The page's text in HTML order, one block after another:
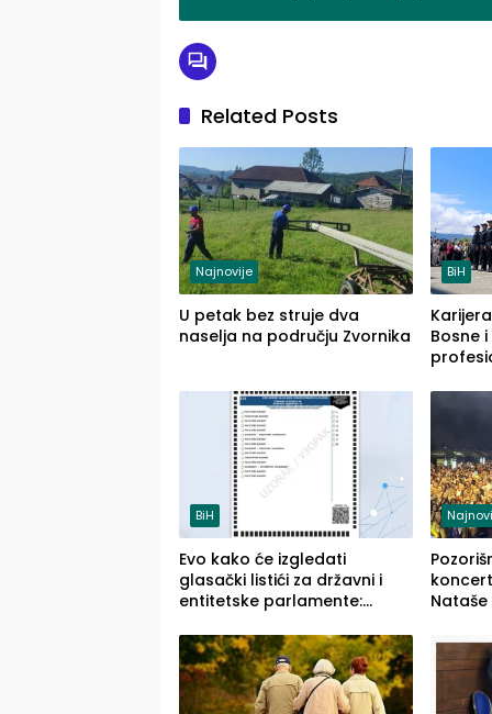
Related Posts
Najnovije
U petak bez struje dva
naselja na području Zvornika
BiH
Bosne
služba
BiH
Evo kako će izgledati
glasački listići za državni i
entitetske parlamente:
na njima
(FOTO)